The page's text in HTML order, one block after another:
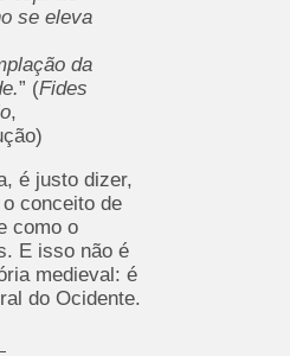
se eleva
da
” (Fides
,
é justo dizer,
conceito de
como o
E isso não é
medieval: é
do Ocidente.